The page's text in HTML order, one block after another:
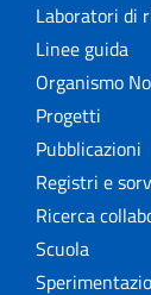
Laboratori di
Linee guida
Organismo
Progetti
Pubblicazioni
Registri e
Ricerca
Scuola